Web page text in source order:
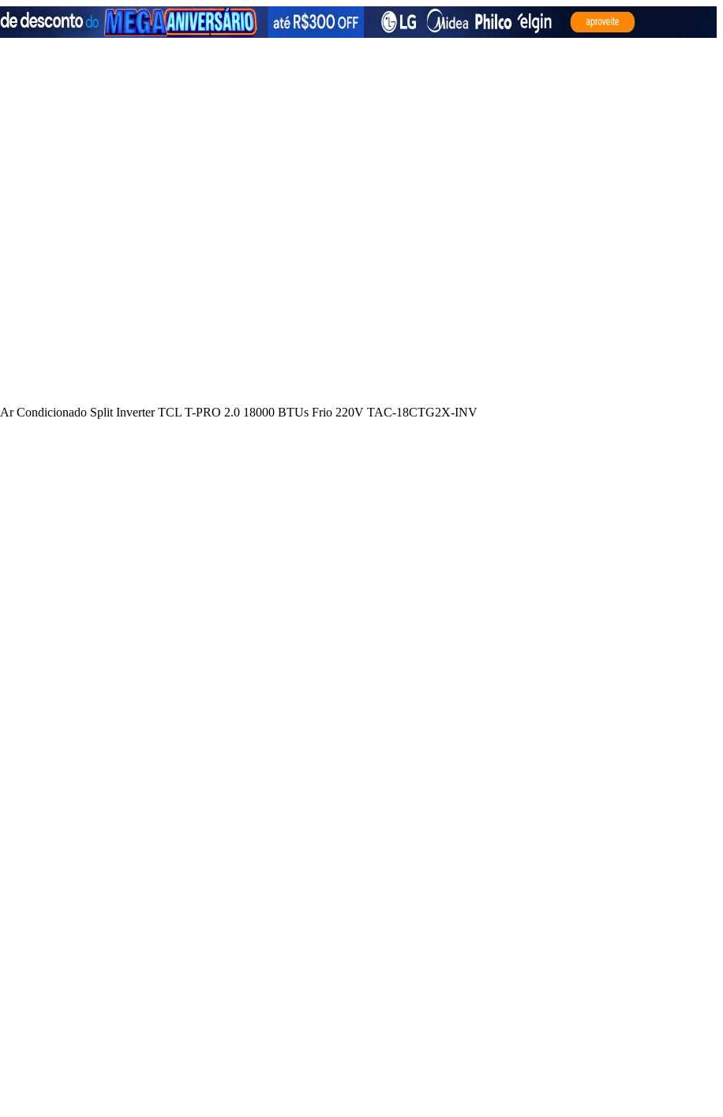
Ar Condicionado Split Inverter TCL T-PRO 2.0 18000 BTUs Frio 220V TAC-18CTG2X-INV